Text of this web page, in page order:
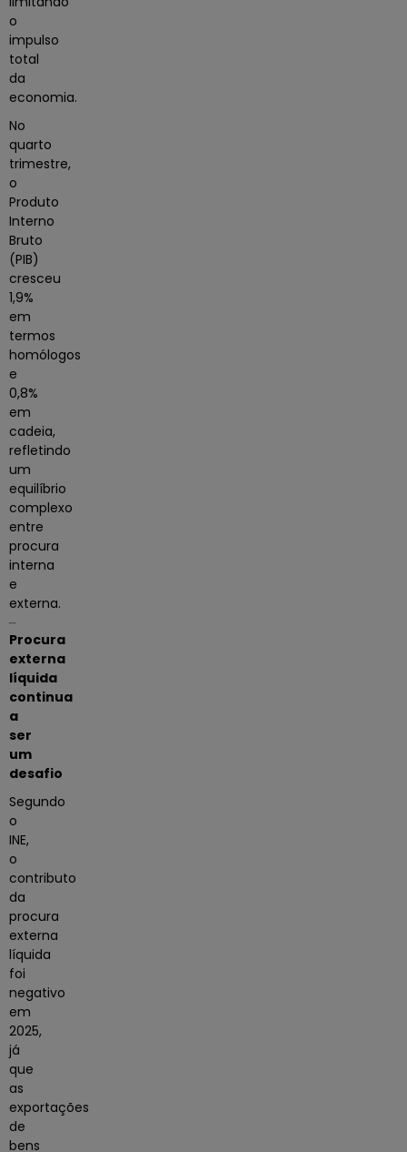
o
impulso
total
da
economia.
No
quarto
trimestre,
o
Produto
Interno
Bruto
(PIB)
cresceu
1,9%
em
termos
homólogos
e
0,8%
em
cadeia,
refletindo
um
equilíbrio
complexo
entre
procura
interna
e
externa.
Procura
externa
líquida
continua
a
ser
um
desafio
Segundo
o
INE,
o
contributo
da
procura
externa
líquida
foi
negativo
em
2025,
já
que
as
exportações
de
bens